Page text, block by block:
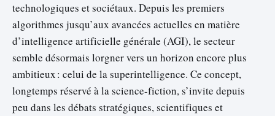
technologiques et sociétaux. Depuis les premiers
algorithmes jusqu’aux avancées actuelles en matière
d’intelligence artificielle générale (AGI), le secteur
semble désormais lorgner vers un horizon encore plus
ambitieux : celui de la superintelligence. Ce concept,
longtemps réservé à la science-fiction, s’invite depuis
peu dans les débats stratégiques, scientifiques et